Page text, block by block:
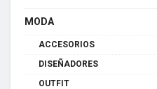
MODA
ACCESORIOS
DISEÑADORES
OUTFIT